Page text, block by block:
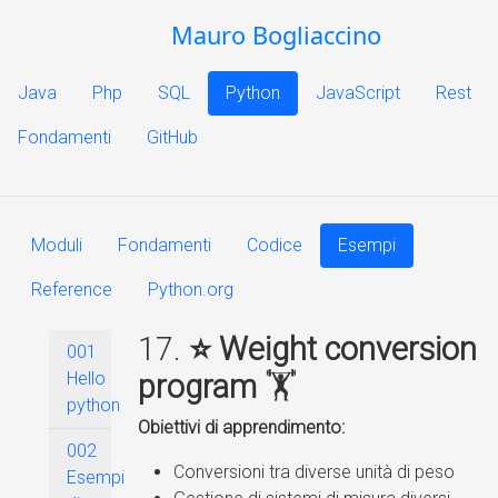
Mauro Bogliaccino
Java Php SQL Python JavaScript Rest
Fondamenti GitHub
Moduli Fondamenti Codice Esempi
Reference Python.org
001
Hello
python
002
Esempi
17. ⭐ Weight conversion
program 🏋️
Obiettivi di apprendimento:
Conversioni tra diverse unità di peso